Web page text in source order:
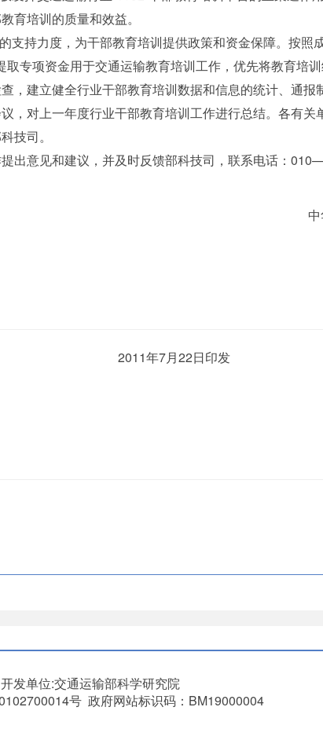
育培训的质量和效益。
持力度，为干部教育培训提供政策和资金保障。按照
专项资金用于交通运输教育培训工作，优先将教育培训
建立健全行业干部教育培训数据和信息的统计、通报
，对上一年度行业干部教育培训工作进行总结。各有
技司。
意见和建议，并及时反馈部科技司，联系电话：
年7月22日印发
开发单位:交通运输部科学研究院
号 政府网站标识码：BM19000004